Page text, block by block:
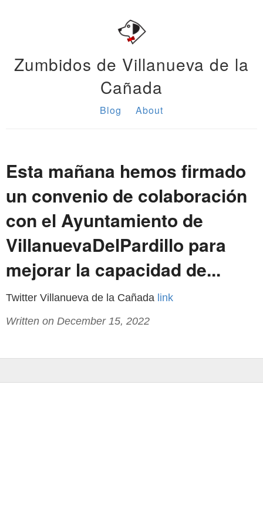
Zumbidos de Villanueva de la
Cañada
Blog About
Esta mañana hemos firmado
un convenio de colaboración
con el Ayuntamiento de
VillanuevaDelPardillo para
mejorar la capacidad de...
Twitter Villanueva de la Cañada link
Written on December 15, 2022